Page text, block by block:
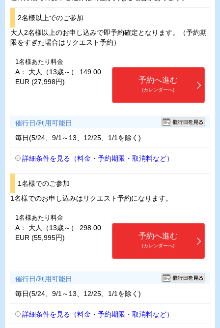
2名様以上でのご参加
大人2名様以上のお申し込みで即予約確定となります。（予約期
限をすぎた場合はリクエスト予約）
1名様あたり料金
A： 大人（13歳～） 149.00
EUR (27,998円)
予約へ進む
(カレンダーへ)
催行日/利用可能日
毎日(5/24、9/1～13、12/25、1/1を除く)
詳細条件を見る（料金・予約期限・取消料など）
1名様でのご参加
1名様でのお申し込みはリクエスト予約になります。
1名様あたり料金
A： 大人（13歳～） 298.00
EUR (55,995円)
予約へ進む
(カレンダーへ)
催行日/利用可能日
毎日(5/24、9/1～13、12/25、1/1を除く)
詳細条件を見る（料金・予約期限・取消料など）